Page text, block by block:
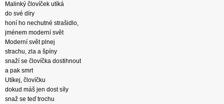
Malinký človíček utíká
do své díry
honí ho nechutné strašidlo,
jménem moderní svět
Moderní svět plnej
strachu, zla a špíny
snaží se človíčka dostihnout
a pak smrt
Utíkej, človíčku
dokud máš jen dost síly
snaž se teď trochu